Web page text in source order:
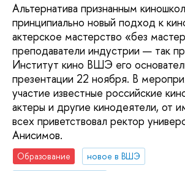
Альтернатива признанным
принципиально новый подход к
актерское мастерство «без
преподаватели индустрии — так
Институт кино ВШЭ его
презентации 22 ноября. В
участие известные российские
актеры и другие кинодеятели,
всех приветствовал ректор
Анисимов.
Образование
новое в ВШЭ